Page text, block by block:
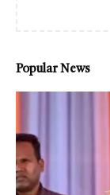
Popular News